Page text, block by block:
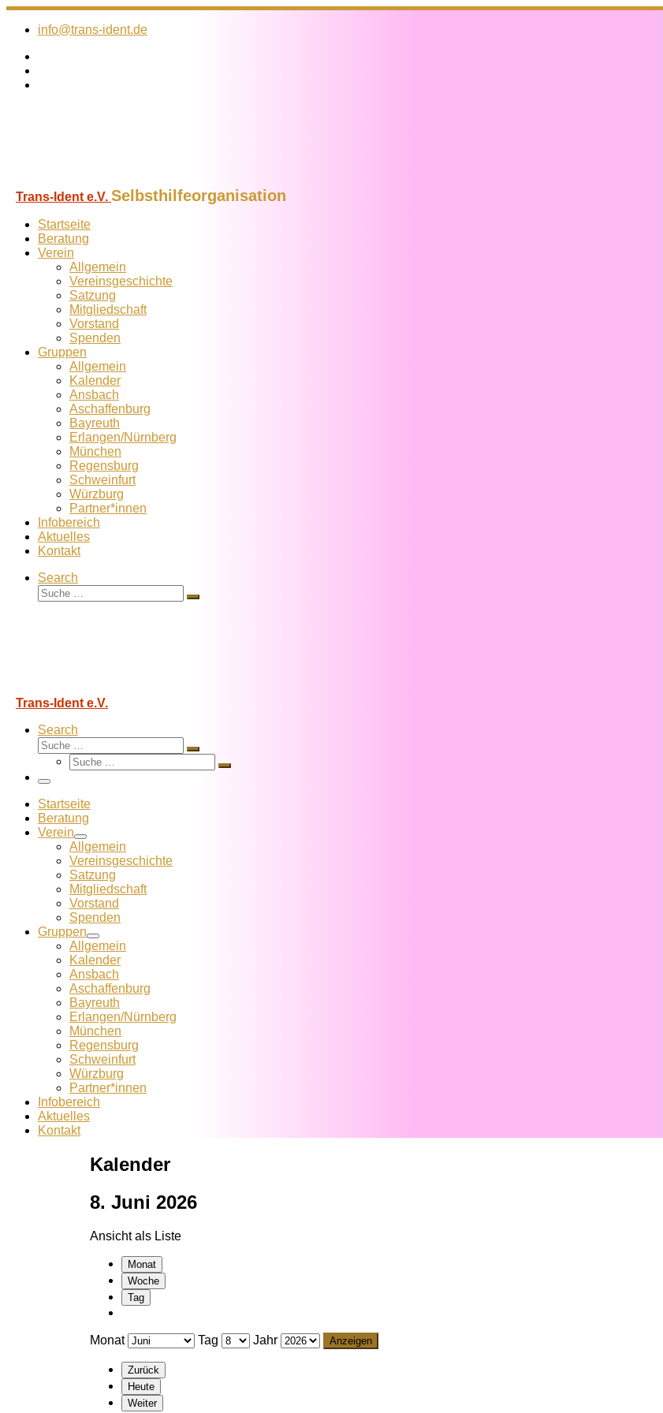
Zum
Inhalt
info@trans-ident.de
Trans-Ident e.V. Selbsthilfeorganisation
Startseite
Beratung
Verein
Allgemein
Vereins­geschichte
Satzung
Mitglied­schaft
Vorstand
Spenden
Gruppen
Allgemein
Kalender
Ansbach
Aschaffenburg
Bayreuth
Erlangen/Nürnberg
München
Regensburg
Schweinfurt
Würzburg
Partner*innen
Infobereich
Aktuelles
Kontakt
Search
Suche
Suche
Trans-Ident e.V.
Search
Suche
Suche
Suche
Suche
Menü
Startseite
Beratung
Verein
Allgemein
Vereins­geschichte
Satzung
Mitglied­schaft
Vorstand
Spenden
Gruppen
Allgemein
Kalender
Ansbach
Aschaffenburg
Bayreuth
Erlangen/Nürnberg
München
Regensburg
Schweinfurt
Würzburg
Partner*innen
Infobereich
Aktuelles
Kontakt
Kalender
8. Juni 2026
Ansicht als Liste
Monat
Woche
Tag
Monat Tag Jahr
Zurück
Heute
Weiter